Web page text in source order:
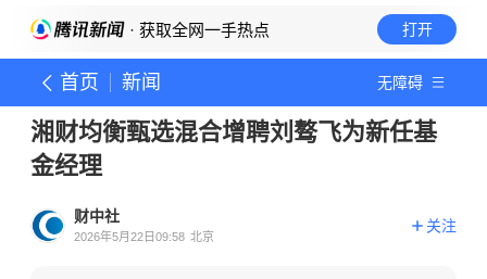
· 获取全网一手热点 打开
首页 新闻 无障碍
湘财均衡甄选混合增聘刘骜飞为新任基
金经理
财中社
2026年5月22日09:58 北京
关注